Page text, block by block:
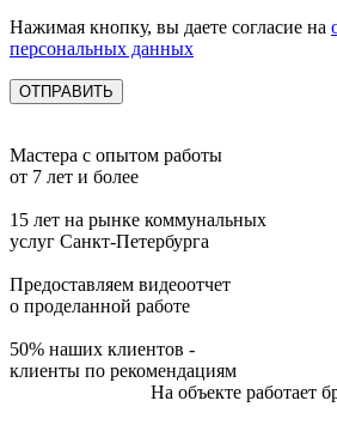
Нажимая кнопку, вы даете согласие на
персональных данных
Мастера с опытом работы
от 7 лет и более
15 лет на рынке коммунальных
услуг Санкт-Петербурга
Предоставляем видеоотчет
о проделанной работе
50% наших клиентов -
клиенты по рекомендациям
На объекте работает